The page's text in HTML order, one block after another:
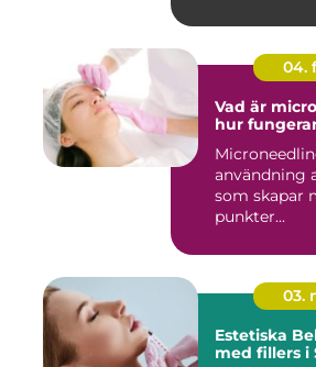
04.
Vad är
hur
användning
som skapar
punkter...
03.
Estetiska
med fillers i